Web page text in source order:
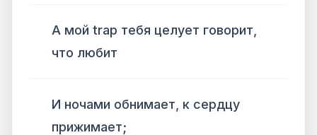
А мой trap тебя целует говорит,
что любит
И ночами обнимает, к сердцу
прижимает;